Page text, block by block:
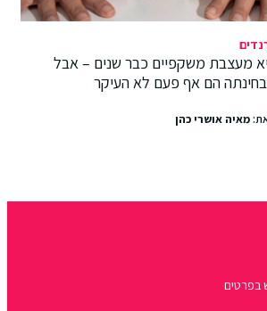
מעצבת משקפיים כבר שנים – אבל
הם אף פעם לא העיקר
מאיה אושרי כהן
בפרטים